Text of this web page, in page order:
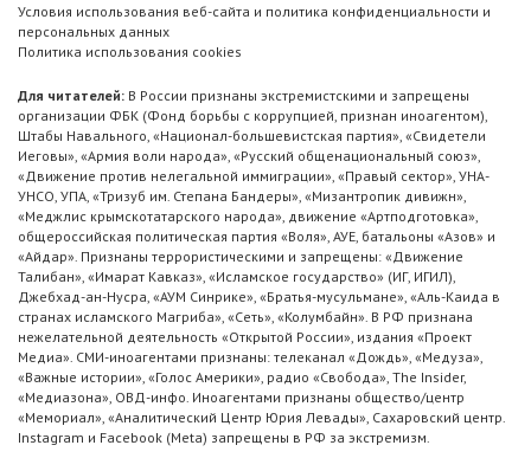
Условия использования веб-сайта и политика конфиденциальности и
персональных данных
Политика использования cookies
Для читателей: В России признаны экстремистскими и запрещены
организации ФБК (Фонд борьбы с коррупцией, признан иноагентом),
Штабы Навального, «Национал-большевистская партия», «Свидетели
Иеговы», «Армия воли народа», «Русский общенациональный союз»,
«Движение против нелегальной иммиграции», «Правый сектор», УНА-
УНСО, УПА, «Тризуб им. Степана Бандеры», «Мизантропик дивижн»,
«Меджлис крымскотатарского народа», движение «Артподготовка»,
общероссийская политическая партия «Воля», АУЕ, батальоны «Азов» и
«Айдар». Признаны террористическими и запрещены: «Движение
Талибан», «Имарат Кавказ», «Исламское государство» (ИГ, ИГИЛ),
Джебхад-ан-Нусра, «АУМ Синрике», «Братья-мусульмане», «Аль-Каида в
странах исламского Магриба», «Сеть», «Колумбайн». В РФ признана
нежелательной деятельность «Открытой России», издания «Проект
Медиа». СМИ-иноагентами признаны: телеканал «Дождь», «Медуза»,
«Важные истории», «Голос Америки», радио «Свобода», The Insider,
«Медиазона», ОВД-инфо. Иноагентами признаны общество/центр
«Мемориал», «Аналитический Центр Юрия Левады», Сахаровский центр.
Instagram и Facebook (Metа) запрещены в РФ за экстремизм.